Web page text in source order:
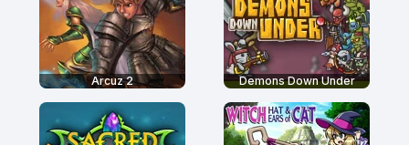
Arcuz 2 Demons Down Under